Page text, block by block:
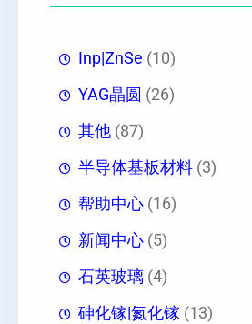
Inp|ZnSe (10)
YAG晶圆 (26)
其他 (87)
半导体基板材料 (3)
帮助中心 (16)
新闻中心 (5)
石英玻璃 (4)
砷化镓|氮化镓 (13)